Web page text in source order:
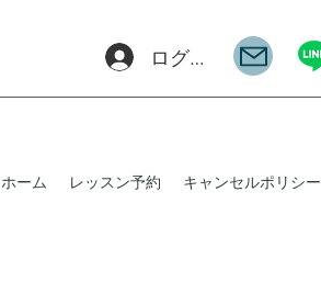
ログイン
ホーム レッスン予約 キャンセルポリシー